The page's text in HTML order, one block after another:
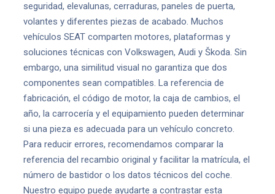
seguridad, elevalunas, cerraduras, paneles de puerta,
volantes y diferentes piezas de acabado. Muchos
vehículos SEAT comparten motores, plataformas y
soluciones técnicas con Volkswagen, Audi y Škoda. Sin
embargo, una similitud visual no garantiza que dos
componentes sean compatibles. La referencia de
fabricación, el código de motor, la caja de cambios, el
año, la carrocería y el equipamiento pueden determinar
si una pieza es adecuada para un vehículo concreto.
Para reducir errores, recomendamos comparar la
referencia del recambio original y facilitar la matrícula, el
número de bastidor o los datos técnicos del coche.
Nuestro equipo puede ayudarte a contrastar esta